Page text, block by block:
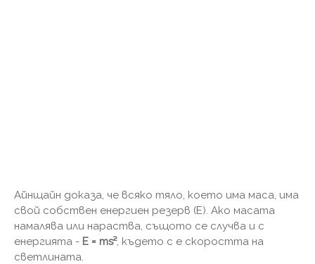
Айнщайн доказа, че всяко тяло, което има маса, има
свой собствен енергиен резерв (Е). Ако масата
намалява или нараства, същото се случва и с
енергията - E = ms², където c е скоростта на
светлината.